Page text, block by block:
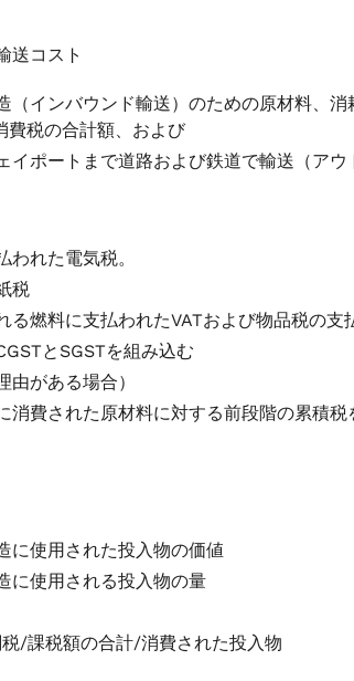
送コスト
（インバウンド輸送）のための原材料、
費税の合計額、および
イポートまで道路および鉄道で輸送（ア
れた電気税。
税
燃料に支払われたVATおよび物品税の支
とSGSTを組み込む
がある場合）
消費された原材料に対する前段階の累積
に使用された投入物の価値
に使用される投入物の量
/課税額の合計/消費された投入物